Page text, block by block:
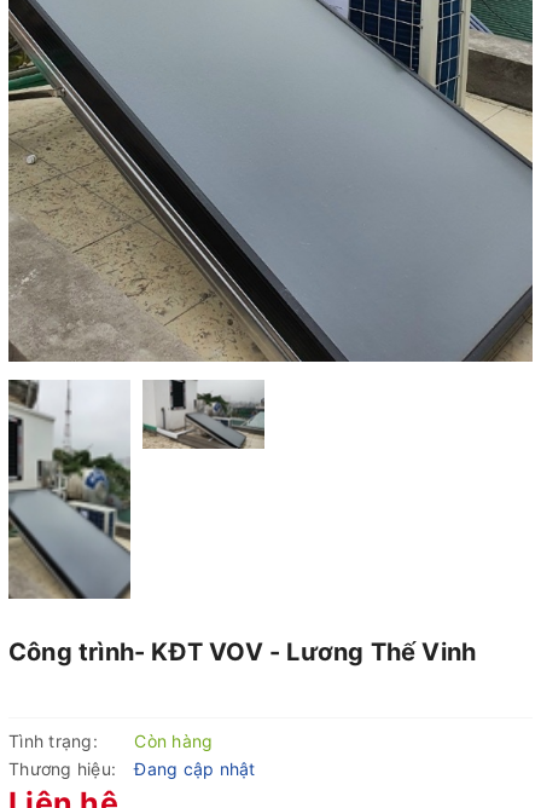
Công trình- KĐT VOV - Lương Thế Vinh
Tình trạng:
Còn hàng
Thương hiệu:
Đang cập nhật